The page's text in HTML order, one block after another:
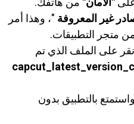
غير المعروفة "، وهذا أمر
من متجر التطبيقات.
على الملف الذي تم
واستمتع بالتطبيق بدون